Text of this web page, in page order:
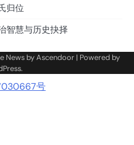
归位
智慧与历史抉择
News byAscendoor| Powered by
.
号